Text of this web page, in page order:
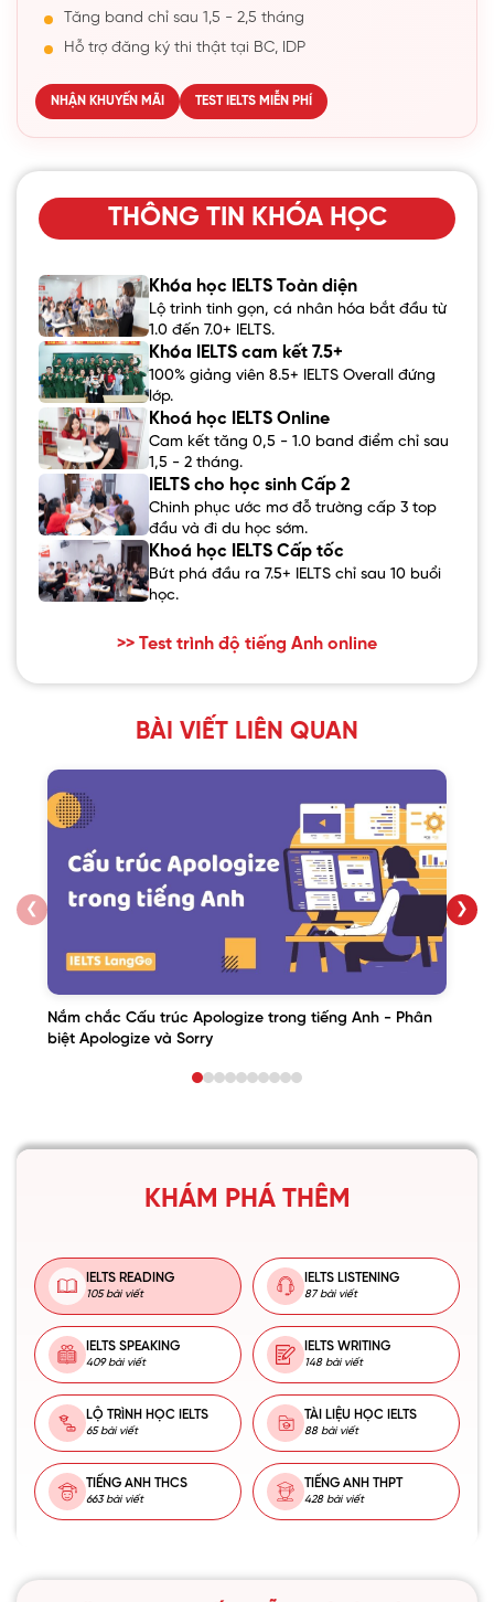
Tăng band chỉ sau 1,5 - 2,5 tháng
Hỗ trợ đăng ký thi thật tại BC, IDP
NHẬN KHUYẾN MÃI TEST IELTS MIỄN PHÍ
THÔNG TIN KHÓA HỌC
Khóa học IELTS Toàn diện
Lộ trình tinh gọn, cá nhân hóa bắt đầu từ
1.0 đến 7.0+ IELTS.
Khóa IELTS cam kết 7.5+
100% giảng viên 8.5+ IELTS Overall đứng
lớp.
Khoá học IELTS Online
Cam kết tăng 0,5 - 1.0 band điểm chỉ sau
1,5 - 2 tháng.
IELTS cho học sinh Cấp 2
Chinh phục ước mơ đỗ trường cấp 3 top
đầu và đi du học sớm.
Khoá học IELTS Cấp tốc
Bứt phá đầu ra 7.5+ IELTS chỉ sau 10 buổi
học.
>> Test trình độ tiếng Anh online
BÀI VIẾT LIÊN QUAN
❮
Nắm chắc Cấu trúc Apologize trong tiếng Anh - Phân
biệt Apologize và Sorry
❯
KHÁM PHÁ THÊM
IELTS READING
105 bài viết
IELTS LISTENING
87 bài viết
IELTS SPEAKING
409 bài viết
IELTS WRITING
148 bài viết
LỘ TRÌNH HỌC IELTS
65 bài viết
TÀI LIỆU HỌC IELTS
88 bài viết
TIẾNG ANH THCS
663 bài viết
TIẾNG ANH THPT
428 bài viết